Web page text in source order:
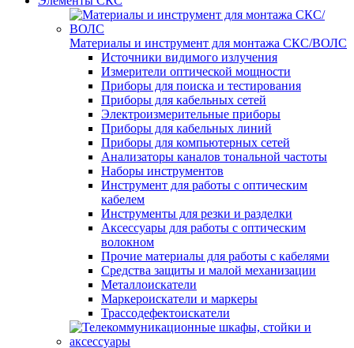
Материалы и инструмент для монтажа СКС/ВОЛС
Источники видимого излучения
Измерители оптической мощности
Приборы для поиска и тестирования
Приборы для кабельных сетей
Электроизмерительные приборы
Приборы для кабельных линий
Приборы для компьютерных сетей
Анализаторы каналов тональной частоты
Наборы инструментов
Инструмент для работы с оптическим
кабелем
Инструменты для резки и разделки
Аксессуары для работы с оптическим
волокном
Прочие материалы для работы с кабелями
Средства защиты и малой механизации
Металлоискатели
Маркероискатели и маркеры
Трассодефектоискатели